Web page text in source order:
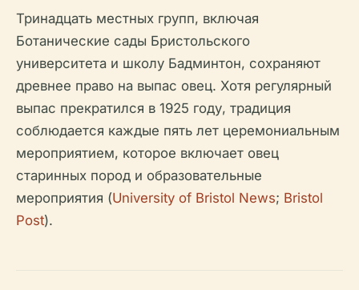
Тринадцать местных групп, включая
Ботанические сады Бристольского
университета и школу Бадминтон, сохраняют
древнее право на выпас овец. Хотя регулярный
выпас прекратился в 1925 году, традиция
соблюдается каждые пять лет церемониальным
мероприятием, которое включает овец
старинных пород и образовательные
мероприятия (University of Bristol News; Bristol
Post).